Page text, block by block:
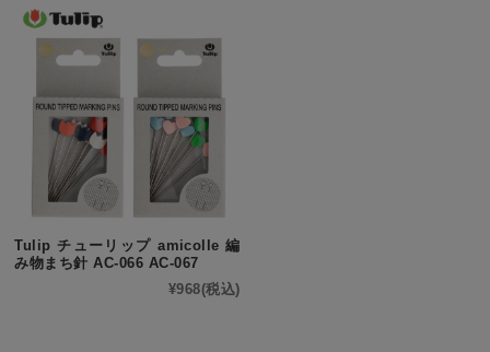
Tulip チューリップ amicolle 編
み物まち針 AC-066 AC-067
¥968(税込)